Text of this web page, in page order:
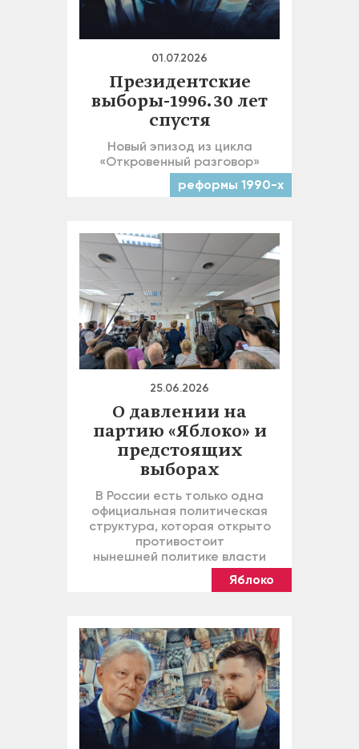
01.07.2026
Президентские
выборы-1996. 30 лет
спустя
Новый эпизод из цикла
«Откровенный разговор»
реформы 1990-х
25.06.2026
О давлении на
партию «Яблоко» и
предстоящих
выборах
В России есть только одна
официальная политическая
структура, которая открыто
противостоит
нынешней политике власти
Яблоко